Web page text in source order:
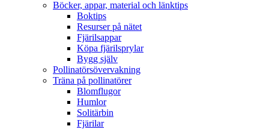
Böcker, appar, material och länktips
Boktips
Resurser på nätet
Fjärilsappar
Köpa fjärilsprylar
Bygg själv
Pollinatörsövervakning
Träna på pollinatörer
Blomflugor
Humlor
Solitärbin
Fjärilar